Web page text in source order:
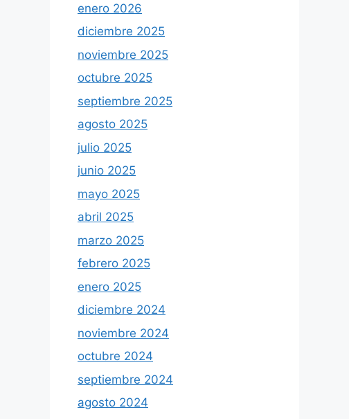
enero 2026
diciembre 2025
noviembre 2025
octubre 2025
septiembre 2025
agosto 2025
julio 2025
junio 2025
mayo 2025
abril 2025
marzo 2025
febrero 2025
enero 2025
diciembre 2024
noviembre 2024
octubre 2024
septiembre 2024
agosto 2024